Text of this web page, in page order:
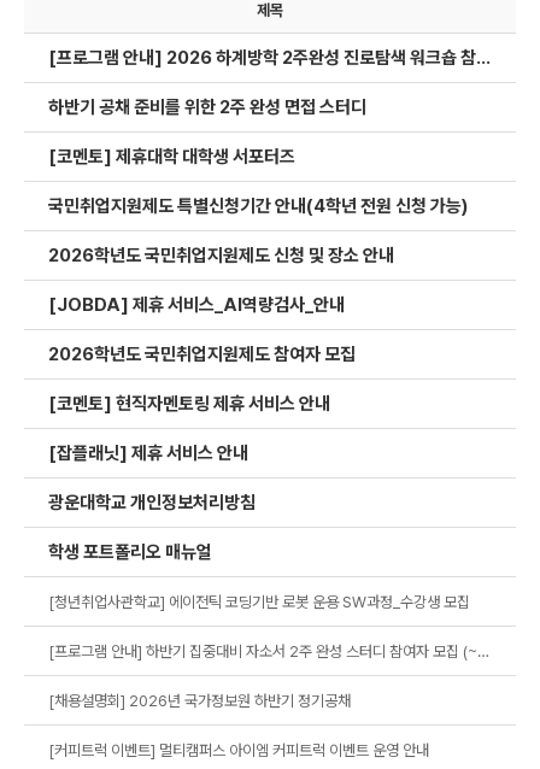
제목
[프로그램 안내] 2026 하계방학 2주완성 진로탐색 워크숍 참여자 모집 (~8/13)
하반기 공채 준비를 위한 2주 완성 면접 스터디
[코멘토] 제휴대학 대학생 서포터즈
국민취업지원제도 특별신청기간 안내(4학년 전원 신청 가능)
2026학년도 국민취업지원제도 신청 및 장소 안내
[JOBDA] 제휴 서비스_AI역량검사_안내
2026학년도 국민취업지원제도 참여자 모집​
[코멘토] 현직자멘토링 제휴 서비스 안내
[잡플래닛] 제휴 서비스 안내
광운대학교 개인정보처리방침
학생 포트폴리오 매뉴얼
[청년취업사관학교] 에이전틱 코딩기반 로봇 운용 SW과정_수강생 모집
[프로그램 안내] 하반기 집중대비 자소서 2주 완성 스터디 참여자 모집 (~7/12)
[채용설명회] 2026년 국가정보원 하반기 정기공채
[커피트럭 이벤트] 멀티캠퍼스 아이엠 커피트럭 이벤트 운영 안내